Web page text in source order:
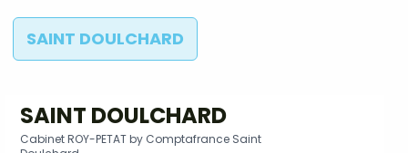
SAINT DOULCHARD
SAINT DOULCHARD
Cabinet ROY-PETAT by Comptafrance Saint